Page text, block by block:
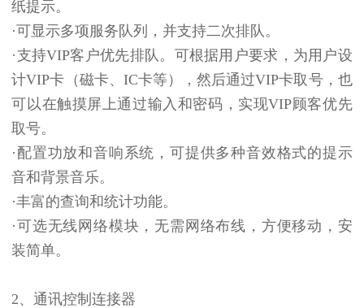
纸提示。
·可显示多项服务队列，并支持二次排队。
·支持VIP客户优先排队。可根据用户要求，为用户设
计VIP卡（磁卡、IC卡等），然后通过VIP卡取号，也
可以在触摸屏上通过输入和密码，实现VIP顾客优先
取号。
·配置功放和音响系统，可提供多种音效格式的提示
音和背景音乐。
·丰富的查询和统计功能。
·可选无线网络模块，无需网络布线，方便移动，安
装简单。
2、通讯控制连接器